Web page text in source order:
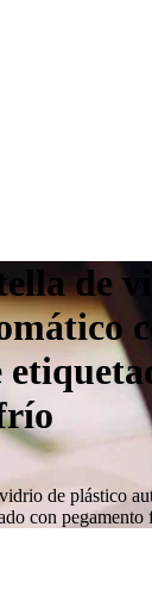
de
de plástico
con pegamento